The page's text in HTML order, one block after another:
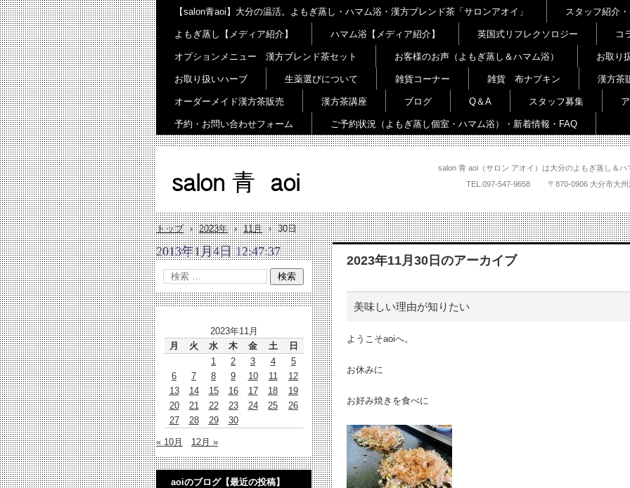
salon 青 aoi（サロン アオイ）は大分のよもぎ蒸し＆
TEL. 097-547-9658 〒870-0906 大分
【salon青aoi】大分の温活。よもぎ蒸し・ハマム浴・漢方ブレンド茶「サロンアオイ」 スタッフ紹介
よもぎ蒸し【メディア紹介】 ハマム浴【メディア紹介】 英国式リフレクソロジー コ
オプションメニュー 漢方ブレンド茶セット お客様のお声（よもぎ蒸し＆ハマム浴） お取り
お取り扱いハーブ 生薬選びについて 雑貨コーナー 雑貨 布ナプキン 漢方茶
オーダーメイド漢方茶販売 漢方茶講座 ブログ Q＆A スタッフ募集
予約・お問い合わせフォーム ご予約状況（よもぎ蒸し個室・ハマム浴）・新着情報・FAQ
トップ › 2023年 › 11月 › 30日
2023年11月30日 のアーカイブ
美味しい理由が知りたい
ようこそaoiへ。
お休みに
お好み焼きを食べに
2013年1月4日 12:47:37
2023年11月
月
火 水 木 金 土
日
1
2 3 4
5
6
7 8 9 10 11
12
13
14 15 16 17 18
19
20
21 22 23 24 25
26
27
28 29 30
« 10月 12月 »
aoiのブログ【最近の投稿】